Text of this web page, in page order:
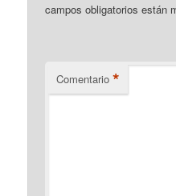
campos obligatorios están
Comentario *